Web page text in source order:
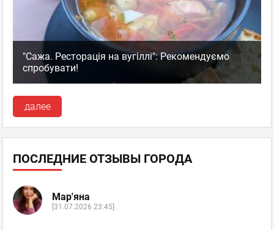
"Сажа. Ресторація на вугіллі": Рекомендуємо
спробувати!
далее
ПОСЛЕДНИЕ ОТЗЫВЫ ГОРОДА
Мар'яна
[31.07.2026 23:45]